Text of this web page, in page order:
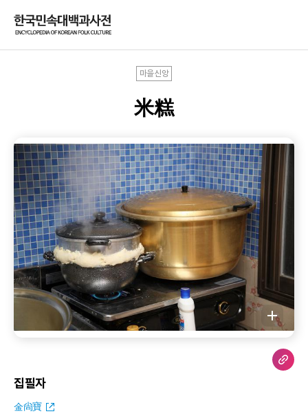
마을신앙
米糕
집필자
金尙寶